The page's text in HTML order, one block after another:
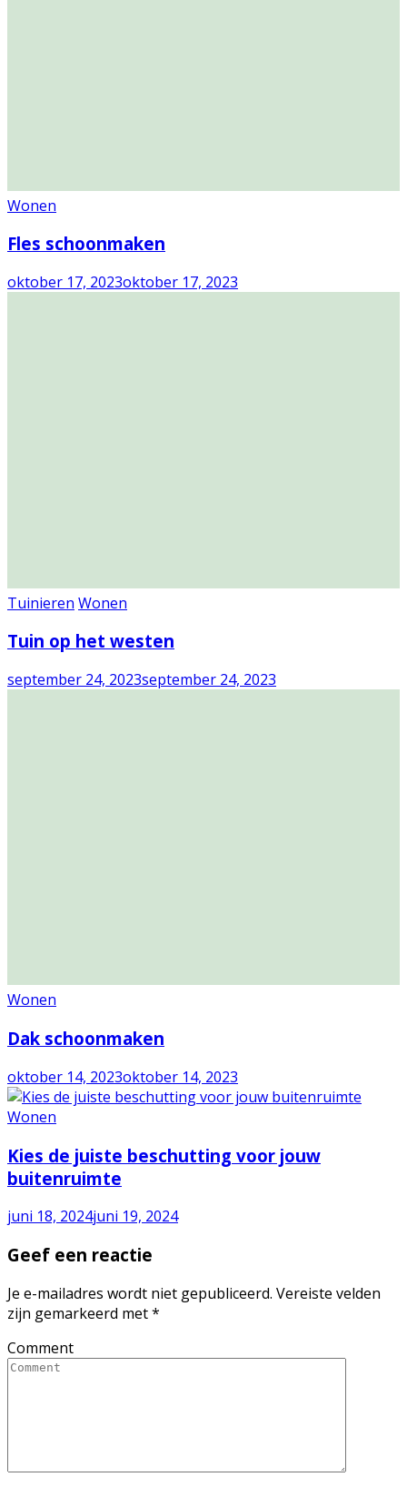
Wonen
Fles schoonmaken
oktober 17, 2023oktober 17, 2023
Tuinieren Wonen
Tuin op het westen
september 24, 2023september 24, 2023
Wonen
Dak schoonmaken
oktober 14, 2023oktober 14, 2023
Wonen
Kies de juiste beschutting voor jouw
buitenruimte
juni 18, 2024juni 19, 2024
Geef een reactie
Je e-mailadres wordt niet gepubliceerd. Vereiste velden
zijn gemarkeerd met*
Comment